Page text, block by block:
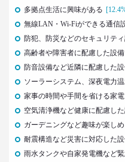
2017.06.12
｢もう欲しいモノな
って本当か？
山本泰士
2017.03.29
茶色く染まる、日本
生活総研 上席研究員
夏山明美
多拠点生活に興味がある
無線LAN・Wi-Fiができる通信
防犯、防災などのセキュリテ
高齢者や障害者に配慮した設備
防音設備など近隣に配慮した
ソーラーシステム、深夜電力
家事の時間や手間を省ける家電
空気清浄機など健康に配慮し
ガーデニングなど趣味が楽し
耐震構造など災害に対応した
雨水タンクや自家発電機など